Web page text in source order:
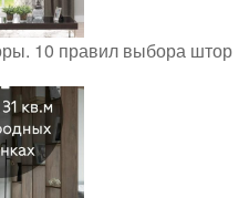
10 правил выбора штор